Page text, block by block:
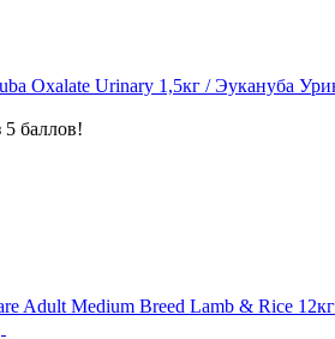
Oxalate Urinary 1,5кг / Эукануба
Adult Medium Breed Lamb & Rice